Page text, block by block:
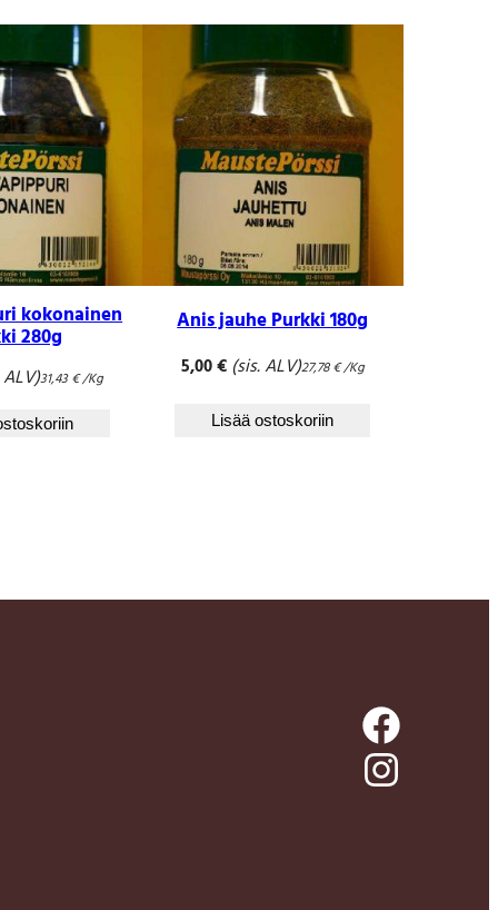
kokonainen
280g
31,43€/Kg
Anis jauhe Purkki 180g
5,00€ (sis. ALV)27,78€/Kg
Lisää ostoskoriin
Facebook
Instagram